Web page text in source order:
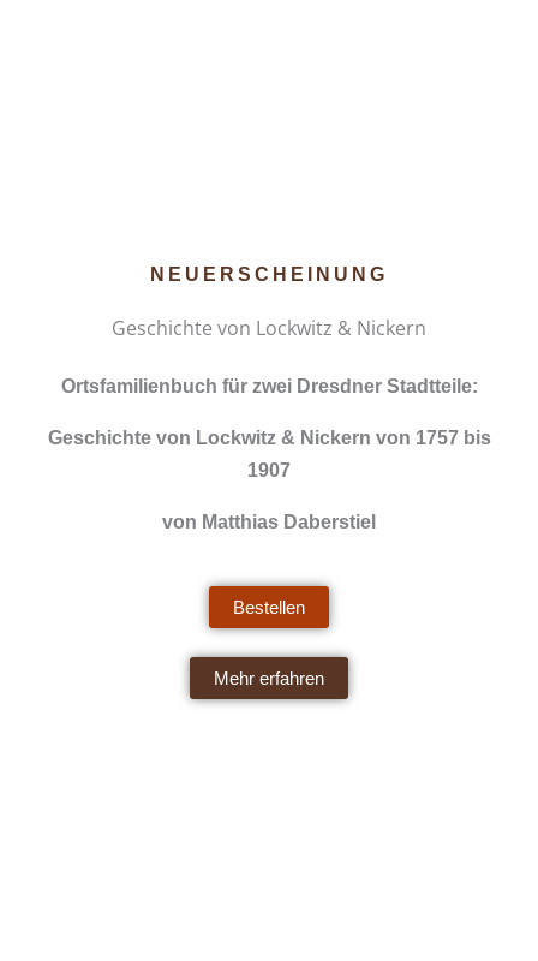
NEUERSCHEINUNG
Geschichte von Lockwitz & Nickern
Ortsfamilienbuch für zwei Dresdner Stadtteile:
Geschichte von Lockwitz & Nickern von 1757 bis
1907
von Matthias Daberstiel
Bestellen
Mehr erfahren